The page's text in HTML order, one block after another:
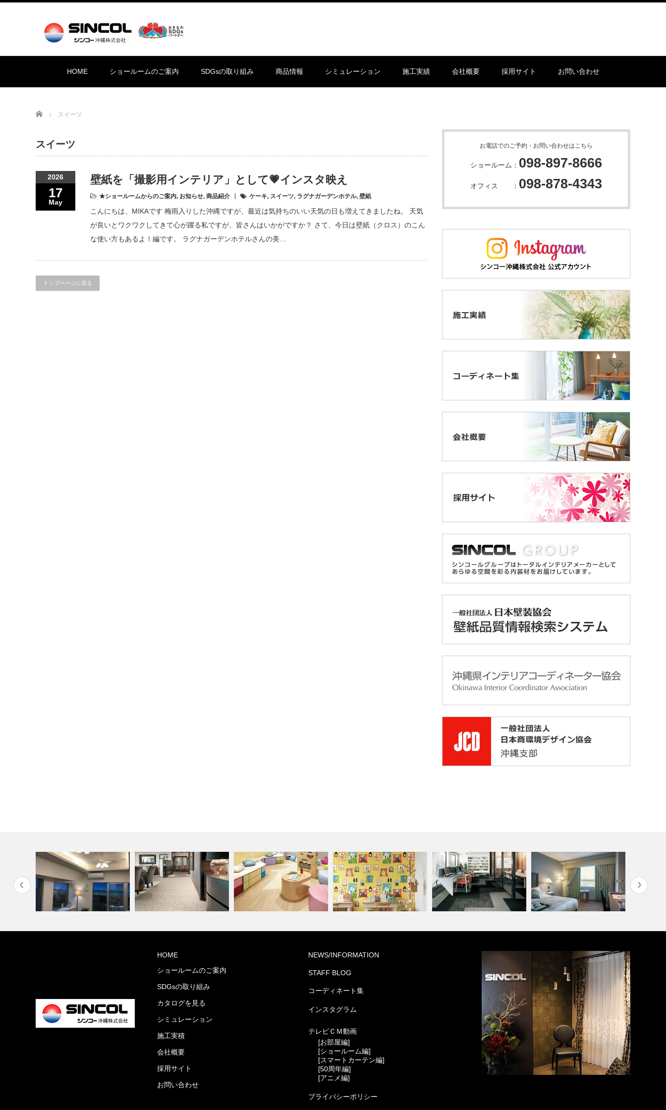
HOME ショールームのご案内 SDGsの取り組み 商品情報 シミュレーション 施工実績 会社概要 採用サイト お問い合わせ
Home スイーツ
スイーツ
2026
17
May
壁紙を「撮影用インテリア」として💗インスタ映え
★ショールームからのご案内, お知らせ, 商品紹介 ケーキ, スイーツ, ラグナガーデンホテル, 壁紙
こんにちは、MIKAです 梅雨入りした沖縄ですが、最近は気持ちのいい天気の日も増えてきましたね。 天気
が良いとワクワクしてきて心が躍る私ですが、皆さんはいかがですか？ さて、今日は壁紙（クロス）のこん
な使い方もあるよ！編です。 ラグナガーデンホテルさんの美…
トップページに戻る
お電話でのご予約・お問い合わせはこちら
ショールーム： 098-897-8666
オフィス ： 098-878-4343
住宅(コーディネート集) ホテル(コーディネート集)
HOME
ショールームのご案内
SDGsの取り組み
カタログを見る
シミュレーション
施工実積
会社概要
採用サイト
お問い合わせ
NEWS/INFORMATION
STAFF BLOG
コーディネート集
インスタグラム
テレビＣＭ動画
[お部屋編]
[ショールーム編]
[スマートカーテン編]
[50周年編]
[アニメ編]
プライバシーポリシー